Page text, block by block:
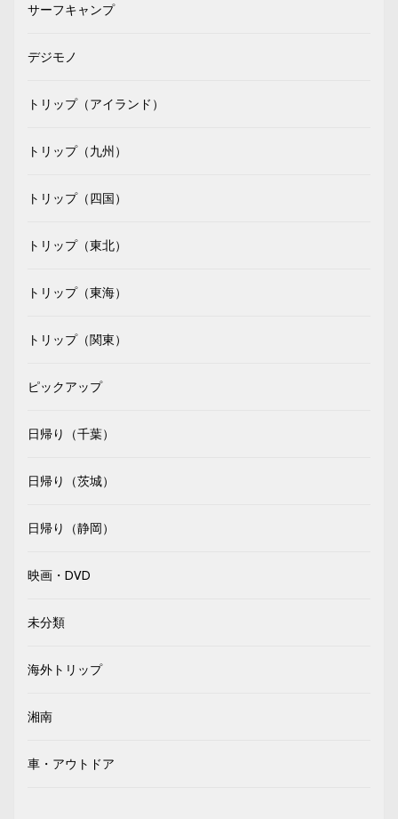
サーフキャンプ
デジモノ
トリップ（アイランド）
トリップ（九州）
トリップ（四国）
トリップ（東北）
トリップ（東海）
トリップ（関東）
ピックアップ
日帰り（千葉）
日帰り（茨城）
日帰り（静岡）
映画・DVD
未分類
海外トリップ
湘南
車・アウトドア